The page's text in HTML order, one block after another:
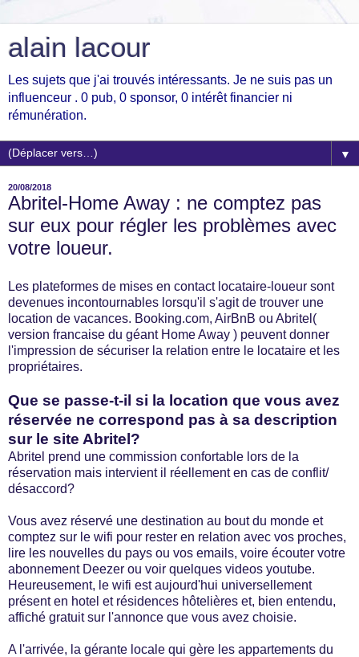
alain lacour
Les sujets que j'ai trouvés intéressants. Je ne suis pas un
influenceur . 0 pub, 0 sponsor, 0 intérêt financier ni
rémunération.
▼
20/08/2018
Abritel-Home Away : ne comptez pas
sur eux pour régler les problèmes avec
votre loueur.
Les plateformes de mises en contact locataire-loueur sont
devenues incontournables lorsqu'il s'agit de trouver une
location de vacances. Booking.com, AirBnB ou Abritel(
version francaise du géant Home Away ) peuvent donner
l'impression de sécuriser la relation entre le locataire et les
propriétaires.
Que se passe-t-il si la location que vous avez
réservée ne correspond pas à sa description
sur le site Abritel?
Abritel prend une commission confortable lors de la
réservation mais intervient il réellement en cas de conflit/
désaccord?
Vous avez réservé une destination au bout du monde et
comptez sur le wifi pour rester en relation avec vos proches,
lire les nouvelles du pays ou vos emails, voire écouter votre
abonnement Deezer ou voir quelques videos youtube.
Heureusement, le wifi est aujourd'hui universellement
présent en hotel et résidences hôtelières et, bien entendu,
affiché gratuit sur l'annonce que vous avez choisie.
A l'arrivée, la gérante locale qui gère les appartements du